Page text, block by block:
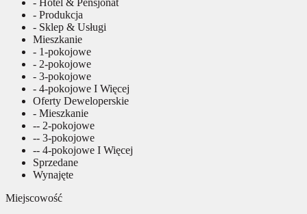
- Produkcja
- Sklep & Usługi
Mieszkanie
- 1-pokojowe
- 2-pokojowe
- 3-pokojowe
- 4-pokojowe I Więcej
Oferty Deweloperskie
- Mieszkanie
-- 2-pokojowe
-- 3-pokojowe
-- 4-pokojowe I Więcej
Sprzedane
Wynajęte
Miejscowość